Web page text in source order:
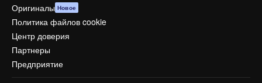
Оригиналы Новое
Политика файлов cookie
Центр доверия
Партнеры
Предприятие